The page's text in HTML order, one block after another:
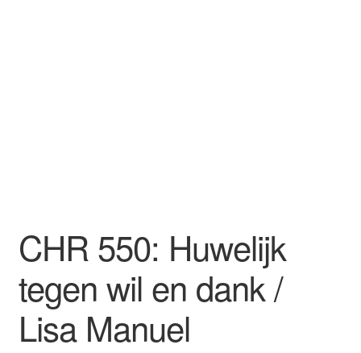
CHR 550: Huwelijk
tegen wil en dank /
Lisa Manuel